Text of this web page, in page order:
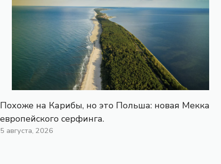
Похоже на Карибы, но это Польша: новая Мекка
европейского серфинга.
5 августа, 2026